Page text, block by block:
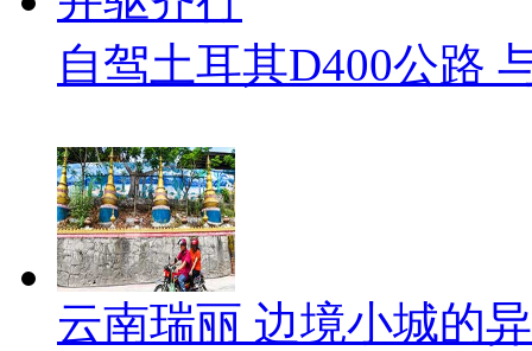
自驾土耳其D400公路
云南瑞丽 边境小城的